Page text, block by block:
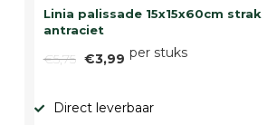
Linia palissade 15x15x60cm strak
antraciet
€5,75 €3,99 per stuks
Direct leverbaar